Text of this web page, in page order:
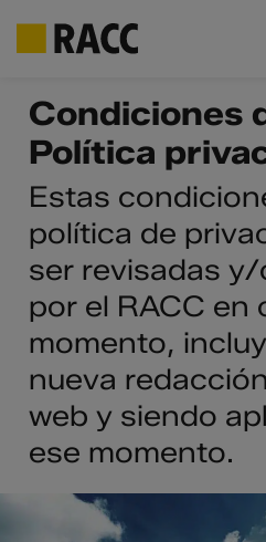
contenido
Condiciones
Política
Estas
política de
ser revisadas
por el RACC en
momento,
nueva
web y siendo
ese momento.